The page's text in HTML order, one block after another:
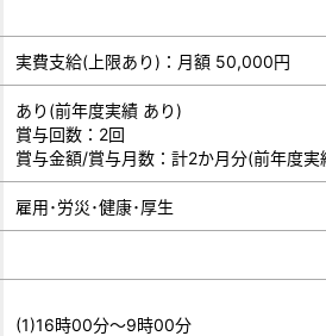
実費支給(上限あり)：月額 50,000円
あり(前年度実績 あり)
賞与回数：2回
賞与金額/賞与月数：計2か月分(前年度実
雇用･労災･健康･厚生
(1)16時00分～9時00分